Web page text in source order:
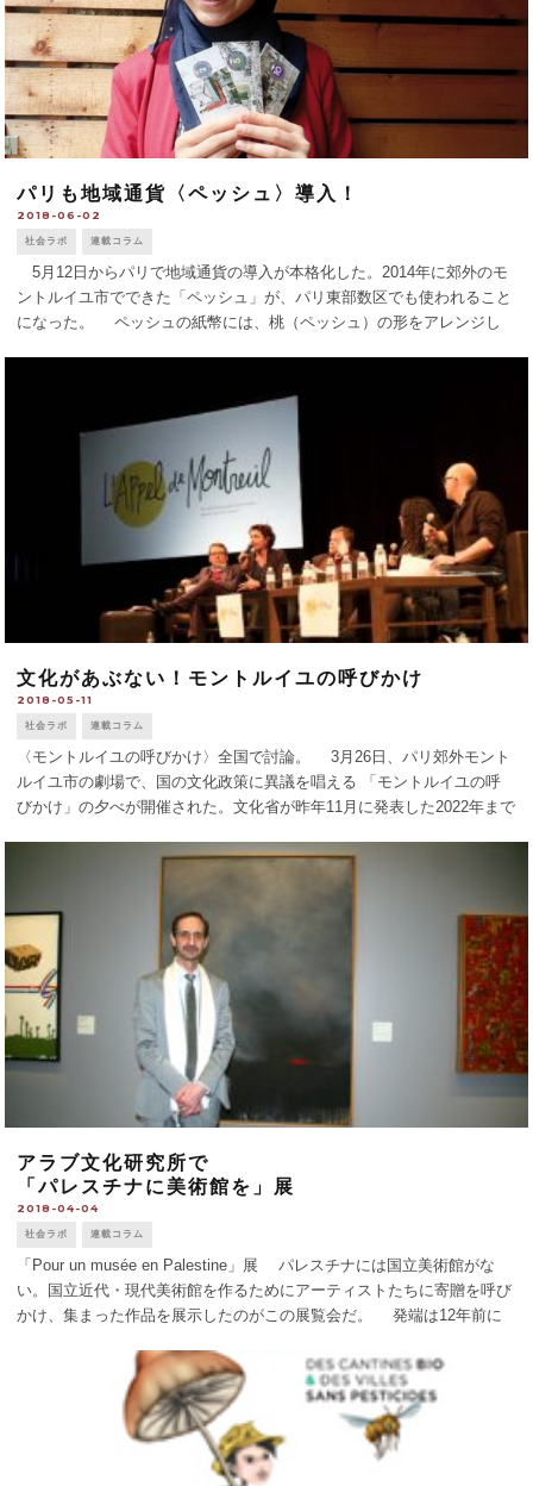
パリも地域通貨〈ペッシュ〉導入！
2018-06-02
社会ラボ 連載コラム
5月12日からパリで地域通貨の導入が本格化した。2014年に郊外のモ
ントルイユ市でできた「ペッシュ」が、パリ東部数区でも使われること
になった。 ペッシュの紙幣には、桃（ペッシュ）の形をアレンジし
文化があぶない！モントルイユの呼びかけ
2018-05-11
社会ラボ 連載コラム
〈モントルイユの呼びかけ〉全国で討論。 3月26日、パリ郊外モント
ルイユ市の劇場で、国の文化政策に異議を唱える 「モントルイユの呼
びかけ」の夕べが開催された。文化省が昨年11月に発表した2022年まで
アラブ文化研究所で
「パレスチナに美術館を」展
2018-04-04
社会ラボ 連載コラム
「Pour un musée en Palestine」展 パレスチナには国立美術館がな
い。国立近代・現代美術館を作るためにアーティストたちに寄贈を呼び
かけ、集まった作品を展示したのがこの展覧会だ。 発端は12年前に